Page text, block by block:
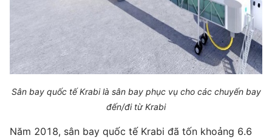
Sân bay quốc tế Krabi là sân bay phục vụ cho các chuyến bay
đến/đi từ Krabi
Năm 2018, sân bay quốc tế Krabi đã tốn khoảng 6.6